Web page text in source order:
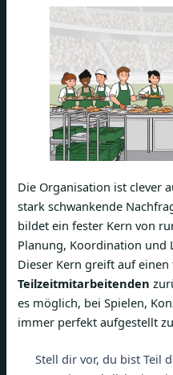
Die Organisation ist clever
stark schwankende
bildet ein fester Kern von
Planung, Koordination und
Dieser Kern greift auf
Teilzeitmitarbeitenden
es möglich, bei Spielen,
immer perfekt aufgestellt
Stell dir vor, du bist Teil